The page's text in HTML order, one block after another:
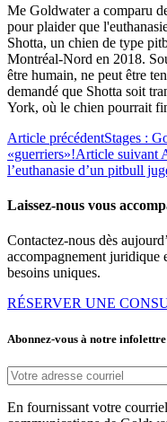
Me Goldwater a comparu
pour plaider que
Shotta, un chien de type
Montréal-Nord en 2018.
être humain, ne peut être
demandé que Shotta soit
York, où le chien pourrait
Article précédentStages :
«guerriers»!Article suivant
l’euthanasie d’un pitbull
Laissez-nous vous
Contactez-nous dès
accompagnement juridique
besoins uniques.
RÉSERVER UNE
Abonnez-vous à notre infolettre
En fournissant votre